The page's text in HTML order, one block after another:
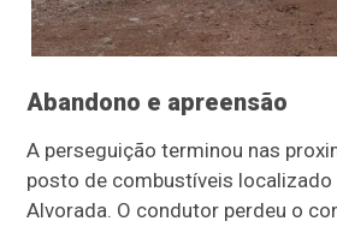
Abandono e apreensão
A perseguição terminou nas
posto de combustíveis
Alvorada. O condutor perdeu o